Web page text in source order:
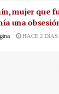
mujer que
una
HACE 2 DÍAS